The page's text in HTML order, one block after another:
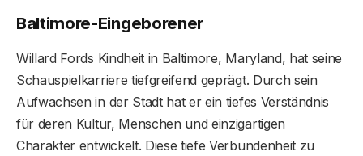
Baltimore-Eingeborener
Willard Fords Kindheit in Baltimore, Maryland, hat seine
Schauspielkarriere tiefgreifend geprägt. Durch sein
Aufwachsen in der Stadt hat er ein tiefes Verständnis
für deren Kultur, Menschen und einzigartigen
Charakter entwickelt. Diese tiefe Verbundenheit zu